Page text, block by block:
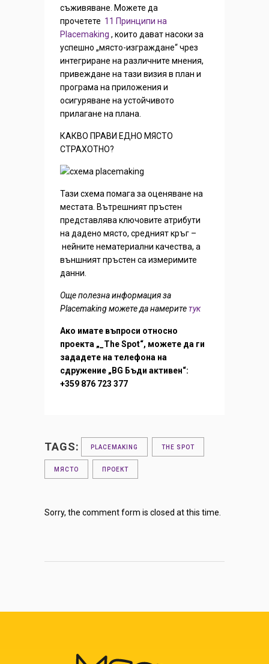
съживяване. Можете да
прочетете 11 Принципи на
Placemaking , които дават насоки за
успешно „място-изграждане“ чрез
интегриране на различните мнения,
привеждане на тази визия в план и
програма на приложения и
осигуряване на устойчивото
прилагане на плана.
КАКВО ПРАВИ ЕДНО МЯСТО
СТРАХОТНО?
Тази схема помага за оценяване на
местата. Вътрешният пръстен
представлява ключовите атрибути
на дадено място, средният кръг –
нейните нематериални качества, а
външният пръстен са измеримите
данни.
Още полезна информация за
Placemaking можете да намеритетук
Ако имате въпроси относно
проекта „_The Spot“, можете да ги
зададете на телефона на
сдружение „BG Бъди активен“:
+359 876 723 377
TAGS: PLACEMAKING THE SPOT
МЯСТО ПРОЕКТ
Sorry, the comment form is closed at this time.